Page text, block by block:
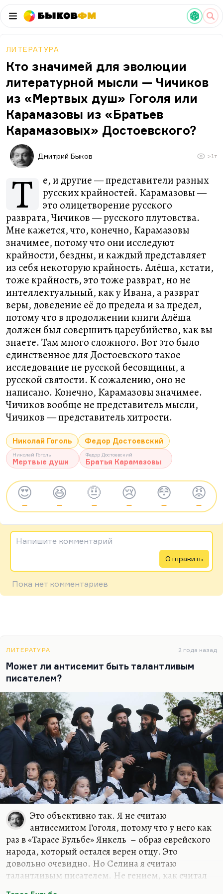
БыковФМ
ЛИТЕРАТУРА
Кто значимей для эволюции
литературной мысли — Чичиков
из «Мертвых душ» Гоголя или
Карамазовы из «Братьев
Карамазовых» Достоевского?
Дмитрий Быков >1т
Т
е, и другие — представители разных
русских крайностей. Карамазовы —
это олицетворение русского
разврата, Чичиков — русского плутовства.
Мне кажется, что, конечно, Карамазовы
значимее, потому что они исследуют
крайности, бездны, и каждый представляет
из себя некоторую крайность. Алёша, кстати,
тоже крайность, это тоже разврат, но не
интеллектуальный, как у Ивана, а разврат
веры, доведение её до предела и за предел,
потому что в продолжении книги Алёша
должен был совершить цареубийство, как вы
знаете. Там много сложного. Вот это было
единственное для Достоевского такое
исследование не русской бесовщины, а
русской святости. К сожалению, оно не
написано. Конечно, Карамазовы значимее.
Чичиков вообще не представитель мысли,
Чичиков — представитель хитрости.
Николай Гоголь Федор Достоевский
Николай Гоголь
Мертвые души
Федор Достоевский
Братья Карамазовы
😍
—
😆
—
🤨
—
😢
—
😳
—
😡
—
Напишите комментарий
Отправить
Пока нет комментариев
ЛИТЕРАТУРА 2 года назад
Может ли антисемит быть талантливым
писателем?
Это объективно так. Я не считаю
антисемитом Гоголя, потому что у него как
раз в «Тарасе Бульбе» Янкель – образ еврейского
народа, который остался верен отцу. Это
довольно очевидно. Но Селина я считаю
талантливым писателем. Не гением, как считал